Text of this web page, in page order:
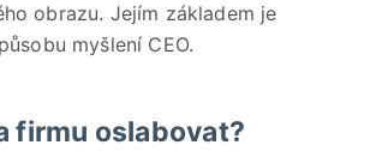
obrazu. Jejím základem je
myšlení CEO.
firmu oslabovat?